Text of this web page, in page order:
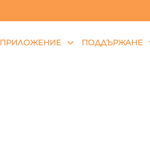
ПРИЛОЖЕНИЕ ПОДДЪРЖАНЕ